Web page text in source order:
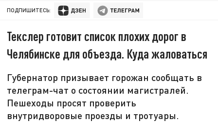
ПОДПИШИТЕСЬ:
Текслер готовит список плохих дорог в
Челябинске для объезда. Куда жаловаться
Губернатор призывает горожан сообщать в
телеграм-чат о состоянии магистралей.
Пешеходы просят проверить
внутридворовые проезды и тротуары.